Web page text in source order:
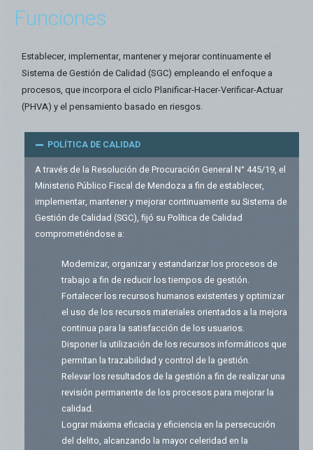
Funciones
Establecer, implementar, mantener y mejorar continuamente el
Sistema de Gestión de Calidad (SGC) empleando el enfoque a
procesos, que incorpora el ciclo Planificar-Hacer-Verificar-Actuar
(PHVA) y el pensamiento basado en riesgos.
POLÍTICA DE CALIDAD
A través de la Resolución de Procuración General N° 445/19, el
Ministerio Público Fiscal de Mendoza a fin de establecer,
implementar, mantener y mejorar continuamente su Sistema de
Gestión de Calidad (SGC), fijó su Política de Calidad
comprometiéndose a:
Modernizar, organizar y estandarizar los procesos de
trabajo a fin de reducir los tiempos de gestión.
Fortalecer los recursos humanos existentes y optimizar
el uso de los recursos materiales orientados a la mejora
continua para la satisfacción de los usuarios.
Disponer la utilización de los recursos informáticos que
permitan la trazabilidad y control de la gestión.
Relevar los resultados de la gestión a fin de realizar una
revisión permanente de los procesos para mejorar la
calidad.
Lograr máxima eficacia y eficiencia en la persecución
del delito, alcanzando la mayor celeridad en la